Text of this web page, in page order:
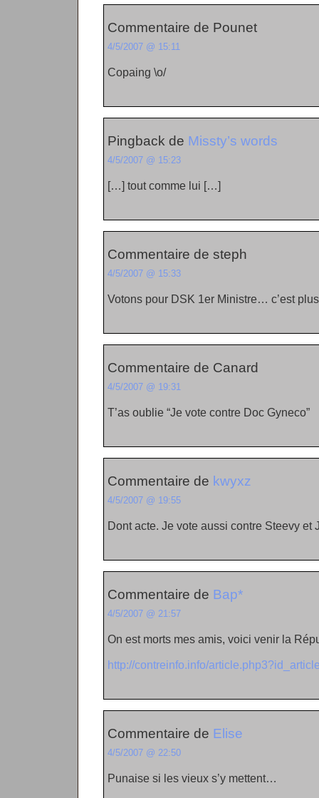
Commentaire de Pounet
4/5/2007 @ 15:11
Copaing \o/
Pingback de Missty’s words
4/5/2007 @ 15:23
[…] tout comme lui […]
Commentaire de steph
4/5/2007 @ 15:33
Votons pour DSK 1er Ministre… c’est
Commentaire de Canard
4/5/2007 @ 19:31
T’as oublie “Je vote contre Doc Gyneco”
Commentaire de kwyxz
4/5/2007 @ 19:55
Dont acte. Je vote aussi contre Steevy et
Commentaire de Bap*
4/5/2007 @ 21:57
On est morts mes amis, voici venir la
http://contreinfo.info/
Commentaire de Elise
4/5/2007 @ 22:50
Punaise si les vieux s’y mettent…